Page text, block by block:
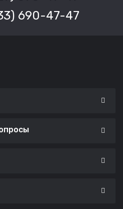
690-47-47